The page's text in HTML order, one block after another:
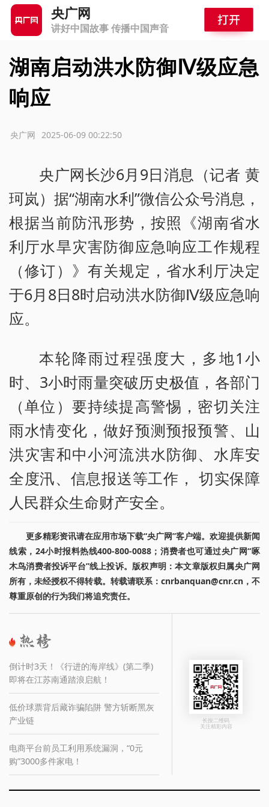
央广网
讲好中国故事 传播中国声音
湖南启动洪水防御Ⅳ级应急
响应
2025-06-09 00:22:50
央广网
央广网长沙6月9日消息（记者 黄
珂岚）据“湖南水利”微信公众号消息，
根据当前防汛形势，按照《湖南省水
利厅水旱灾害防御应急响应工作规程
（修订）》有关规定，省水利厅决定
于6月8日8时启动洪水防御Ⅳ级应急响
应。
本轮降雨过程强度大，多地1小
时、3小时雨量突破历史极值，各部门
（单位）要持续提高警惕，密切关注
雨水情变化，做好预测预报预警、山
洪灾害和中小河流洪水防御、水库安
全度汛、信息报送等工作， 切实保障
人民群众生命财产安全。
更多精彩资讯请在应用市场下载“央广网”客户端。欢迎提供新闻
线索，24小时报料热线400-800-0088；消费者也可通过央广网“啄
木鸟消费者投诉平台”线上投诉。版权声明：本文章版权归属央广网
所有，未经授权不得转载。转载请联系：cnrbanquan@cnr.cn，不
尊重原创的行为我们将追究责任。
倒计时3天！《行进的海岸线》(第二季)
即将在江苏南通踏浪启航！
低价球票背后藏诈骗陷阱 警方斩断黑灰
产业链
电商平台前员工利用系统漏洞，“0元
购”3000多件家电！
长按二维码
关注精彩内容